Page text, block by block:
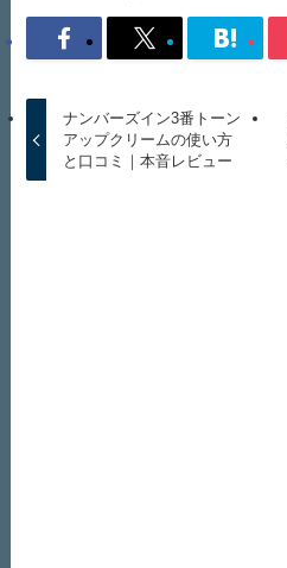
ナンバーズイン3番トーン
アップクリームの使い方
と口コミ｜本音レビュー